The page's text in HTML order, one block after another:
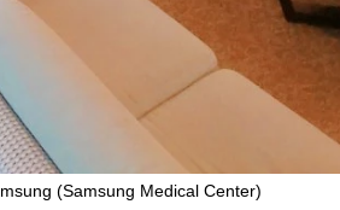
(Samsung Medical Center)